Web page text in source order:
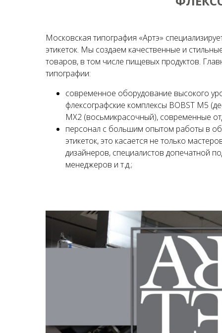
Московская типография «Артэ»
этикеток. Мы создаем качественные и
товаров, в том числе пищевых продуктов.
типографии:
современное оборудование высокого
флексографские комплексы BOBST M5
MX2 (восьмикрасочный), современные
персонал с большим опытом работы в
этикеток, это касается не только
дизайнеров, специалистов допечатной
менеджеров и т.д.;